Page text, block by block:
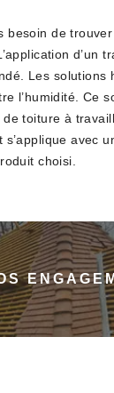
besoin de
d’un
Les
l’humidité. Ce
de toiture à
s’applique avec
choisi.